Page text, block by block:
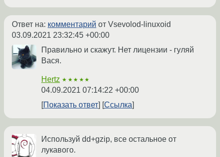
Ответ на: комментарий от Vsevolod-linuxoid
03.09.2021 23:32:45 +00:00
Правильно и скажут. Нет лицензии - гуляй
Вася.
Hertz ★★★★★
04.09.2021 07:14:22 +00:00
Показать ответ
Ссылка
Используй dd+gzip, все остальное от
лукавого.